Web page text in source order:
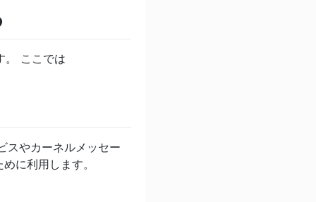
。 ここでは
スやカーネルメッセー
に利用します。